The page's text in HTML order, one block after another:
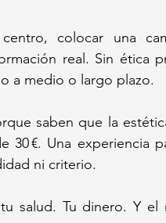
colocar una
real. Sin ética
a medio o largo plazo.
saben que la
€. Una experiencia
ni criterio.
salud. Tu dinero. Y el